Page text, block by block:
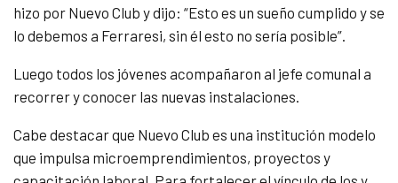
hizo por Nuevo Club y dijo: “Esto es un sueño cumplido y se
lo debemos a Ferraresi, sin él esto no sería posible”.
Luego todos los jóvenes acompañaron al jefe comunal a
recorrer y conocer las nuevas instalaciones.
Cabe destacar que Nuevo Club es una institución modelo
que impulsa microemprendimientos, proyectos y